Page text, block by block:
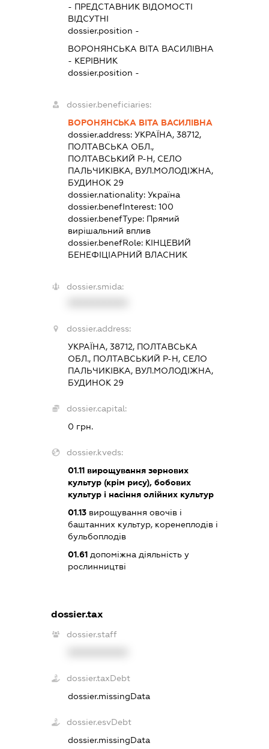
- ПРЕДСТАВНИК ВІДОМОСТІ
ВІДСУТНІ
dossier.position -
ВОРОНЯНСЬКА ВІТА ВАСИЛІВНА
- КЕРІВНИК
dossier.position -
dossier.beneficiaries:
ВОРОНЯНСЬКА ВІТА ВАСИЛІВНА
dossier.address: УКРАЇНА, 38712,
ПОЛТАВСЬКА ОБЛ.,
ПОЛТАВСЬКИЙ Р-Н, СЕЛО
ПАЛЬЧИКІВКА, ВУЛ.МОЛОДІЖНА,
БУДИНОК 29
dossier.nationality: Україна
dossier.benefInterest: 100
dossier.benefType: Прямий
вирішальний вплив
dossier.benefRole: КІНЦЕВИЙ
БЕНЕФІЦІАРНИЙ ВЛАСНИК
dossier.smida:
dossier.address:
УКРАЇНА, 38712, ПОЛТАВСЬКА
ОБЛ., ПОЛТАВСЬКИЙ Р-Н, СЕЛО
ПАЛЬЧИКІВКА, ВУЛ.МОЛОДІЖНА,
БУДИНОК 29
dossier.capital:
0 грн.
dossier.kveds:
01.11вирощування зернових
культур (крім рису), бобових
культур і насіння олійних культур
01.13вирощування овочів і
баштанних культур, коренеплодів і
бульбоплодів
01.61допоміжна діяльність у
рослинництві
dossier.tax
dossier.staff
dossier.taxDebt
dossier.missingData
dossier.esvDebt
dossier.missingData